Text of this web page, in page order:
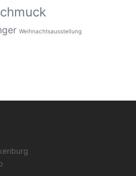
Weihnachtsausstellung